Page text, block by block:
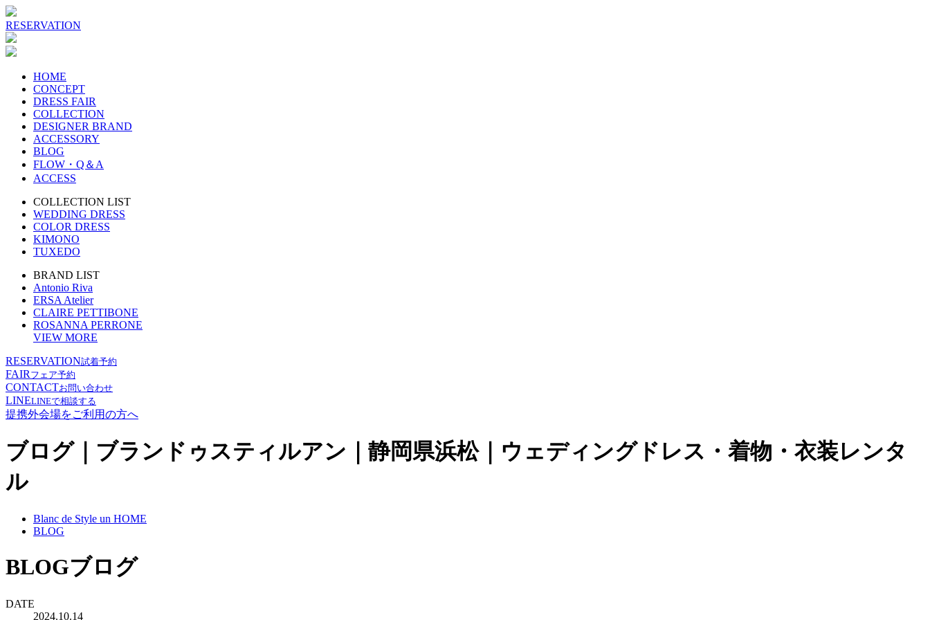
RESERVATION
HOME
CONCEPT
DRESS FAIR
COLLECTION
DESIGNER BRAND
ACCESSORY
BLOG
FLOW・Q＆A
ACCESS
COLLECTION LIST
WEDDING DRESS
COLOR DRESS
KIMONO
TUXEDO
BRAND LIST
Antonio Riva
ERSA Atelier
CLAIRE PETTIBONE
ROSANNA PERRONE
VIEW MORE
RESERVATION試着予約
FAIR フェア予約
CONTACTお問い合わせ
LINELINEで相談する
提携外会場をご利用の方へ
ブログ｜ブランドゥスティルアン｜静岡県浜松｜ウェディングドレス・着物・衣装レンタ
ル
Blanc de Style un HOME
BLOG
BLOGブログ
DATE
2024.10.14